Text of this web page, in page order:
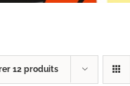
12 produits